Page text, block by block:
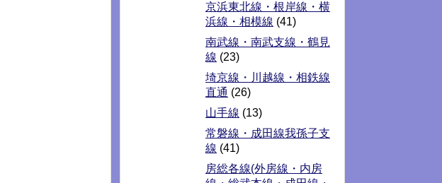
京浜東北線・根岸線・横
浜線・相模線 (41)
南武線・南武支線・鶴見
線 (23)
埼京線・川越線・相鉄線
直通 (26)
山手線 (13)
常磐線・成田線我孫子支
線 (41)
房総各線(外房線・内房